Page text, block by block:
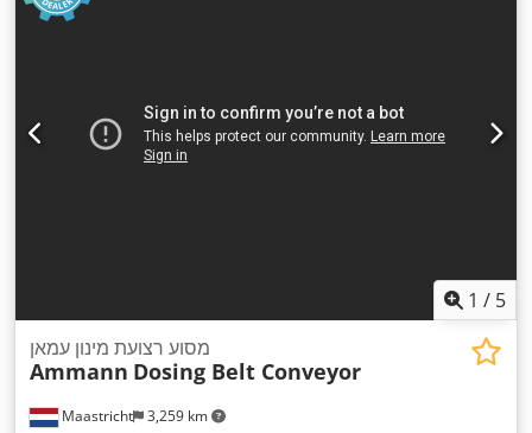
1 / 5
Maastricht 3,259 km
מסוע רצועת מינון עמאן
Ammann Dosing Belt Conveyor